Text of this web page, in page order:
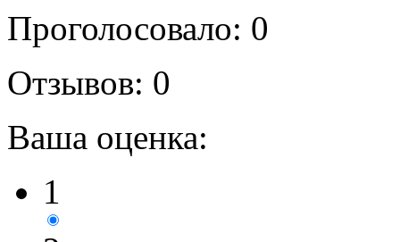
Проголосовало: 0
Отзывов: 0
Ваша оценка:
1